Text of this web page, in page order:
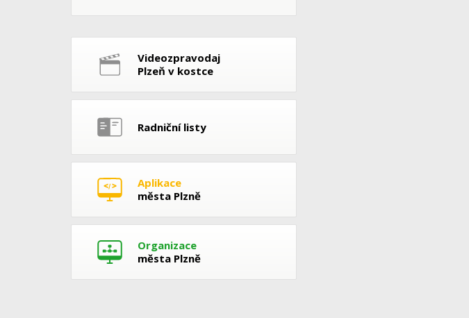
Videozpravodaj
Plzeň v kostce
Radniční listy
Aplikace
města Plzně
Organizace
města Plzně